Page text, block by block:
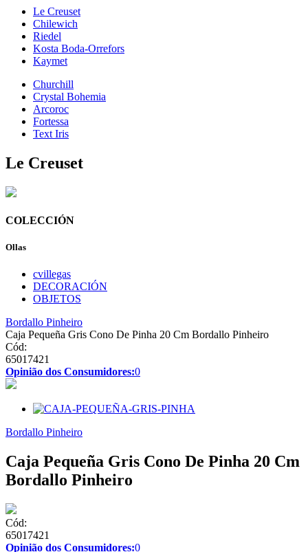
Le Creuset
Chilewich
Riedel
Kosta Boda-Orrefors
Kaymet
Churchill
Crystal Bohemia
Arcoroc
Fortessa
Text Iris
Le Creuset
COLECCIÓN
Ollas
cvillegas
DECORACIÓN
OBJETOS
Bordallo Pinheiro
Caja Pequeña Gris Cono De Pinha 20 Cm Bordallo Pinheiro
Cód:
65017421
Opinião dos Consumidores:0
Bordallo Pinheiro
Caja Pequeña Gris Cono De Pinha 20 Cm
Bordallo Pinheiro
Cód:
65017421
Opinião dos Consumidores:0